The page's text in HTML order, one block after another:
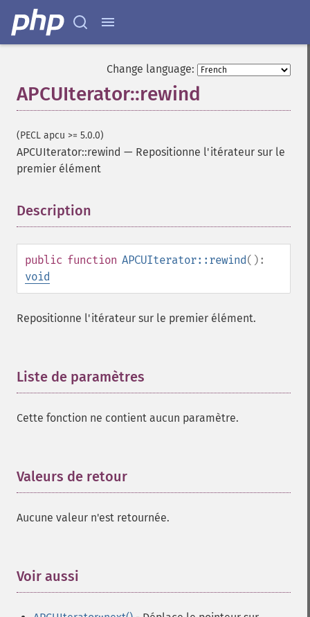
Change language:
APCUIterator::rewind
(PECL apcu >= 5.0.0)
APCUIterator::rewind — Repositionne l'itérateur sur le
premier élément
Description
public function APCUIterator::rewind():
void
Repositionne l'itérateur sur le premier élément.
Liste de paramètres
Cette fonction ne contient aucun paramètre.
Valeurs de retour
Aucune valeur n'est retournée.
Voir aussi